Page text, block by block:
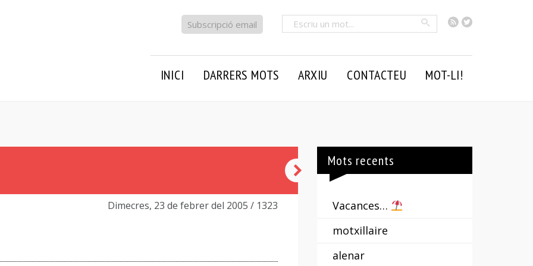
RSSTwitter
Cercar
Subscripció email
INICI DARRERS MOTS ARXIU CONTACTEU MOT-LI!
Dimecres, 23 de febrer del 2005 / 1323
quera
Mots recents
Vacances…
motxillaire
alenar